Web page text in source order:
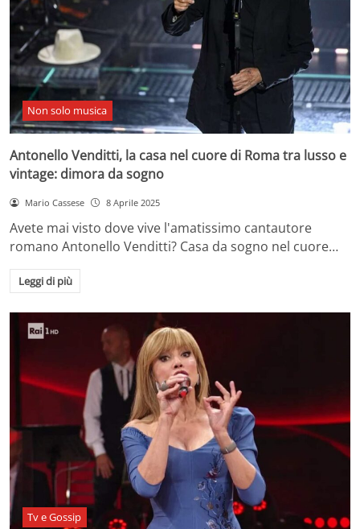
Non solo musica
Antonello Venditti, la casa nel cuore di Roma tra lusso e
vintage: dimora da sogno
Mario Cassese 8 Aprile 2025
Avete mai visto dove vive l'amatissimo cantautore
romano Antonello Venditti? Casa da sogno nel cuore…
Leggi di più
Tv e Gossip